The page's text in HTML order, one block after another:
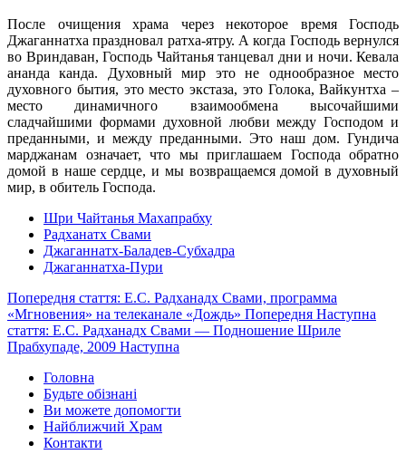
После очищения храма через некоторое время Господь
Джаганнатха праздновал ратха-ятру. А когда Господь вернулся
во Вриндаван, Господь Чайтанья танцевал дни и ночи. Кевала
ананда канда. Духовный мир это не однообразное место
духовного бытия, это место экстаза, это Голока, Вайкунтха –
место динамичного взаимообмена высочайшими
сладчайшими формами духовной любви между Господом и
преданными, и между преданными. Это наш дом. Гундича
марджанам означает, что мы приглашаем Господа обратно
домой в наше сердце, и мы возвращаемся домой в духовный
мир, в обитель Господа.
Шри Чайтанья Махапрабху
Радханатх Свами
Джаганнатх-Баладев-Субхадра
Джаганнатха-Пури
Попередня стаття: Е.С. Радханадх Свами, программа
«Мгновения» на телеканале «Дождь» Попередня Наступна
стаття: Е.С. Радханадх Свами — Подношение Шриле
Прабхупаде, 2009 Наступна
Головна
Будьте обізнані
Ви можете допомогти
Найближчий Храм
Контакти